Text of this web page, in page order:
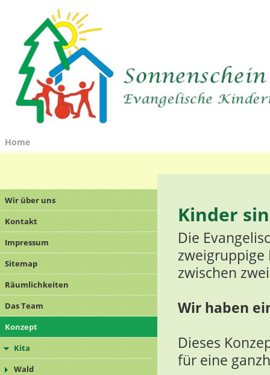
Home
Wir über uns
Kontakt
Impressum
Sitemap
Räumlichkeiten
Das Team
Konzept
Kita
Wald
Kinder
Die
zweigruppige
zwischen
Wir haben
Dieses
für eine